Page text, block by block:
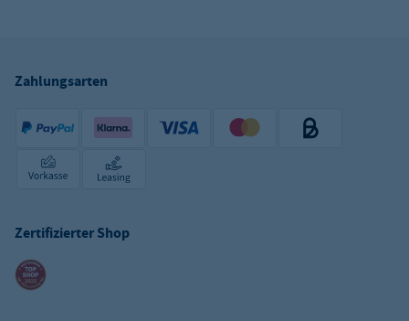
Zahlungsarten
Zertifizierter Shop